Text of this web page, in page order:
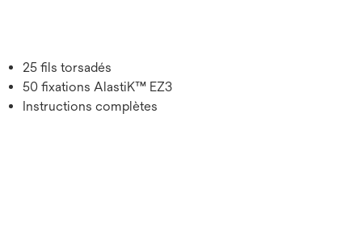
25 fils torsadés
50 fixations AlastiK™ EZ3
Instructions complètes